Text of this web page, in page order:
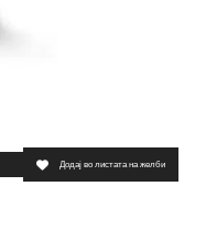
Додај во листата на желби